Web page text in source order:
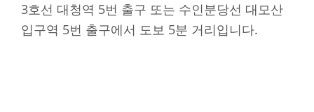
3호선 대청역 5번 출구 또는 수인분당선 대모산
입구역 5번 출구에서 도보 5분 거리입니다.